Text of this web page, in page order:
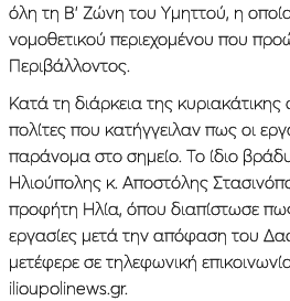
όλη τη Β’ Ζώνη του Υμηττού, η
νομοθετικού περιεχομένου που
Περιβάλλοντος.
Κατά τη διάρκεια της
πολίτες που κατήγγειλαν πως οι
παράνομα στο σημείο. Το ίδιο
Ηλιούπολης κ. Αποστόλης
προφήτη Ηλία, όπου διαπίστωσε
εργασίες μετά την απόφαση του
μετέφερε σε τηλεφωνική
ilioupolinews.gr.